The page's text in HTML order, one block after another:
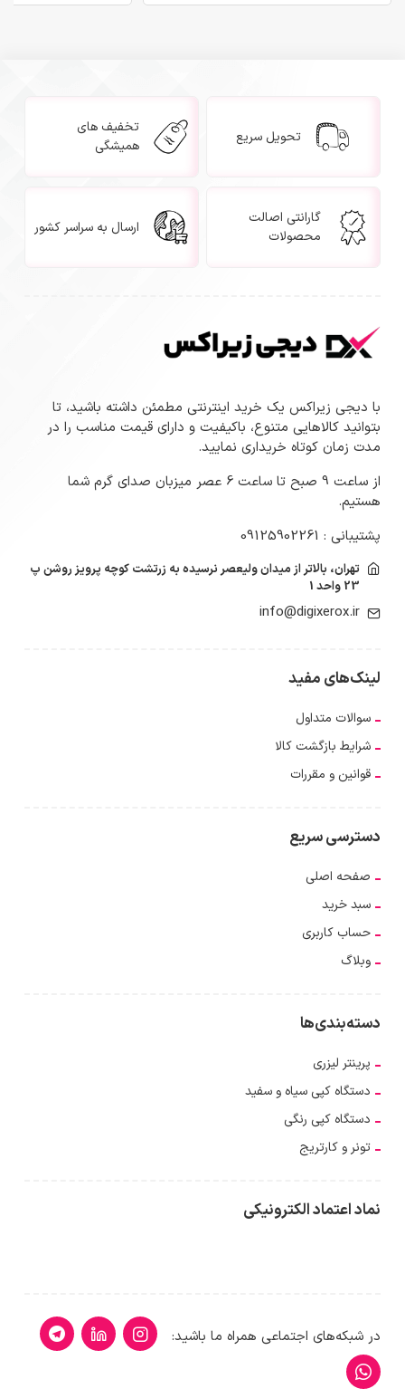
تحویل سریع
تخفیف های
همیشگی
گارانتی اصالت
محصولات
ارسال به سراسر کشور
با دیجی زیراکس یک خرید اینترنتی مطمئن داشته باشید، تا
بتوانید کالاهایی متنوع، باکیفیت و دارای قیمت مناسب را در
مدت زمان کوتاه خریداری نمایید.
از ساعت 9 صبح تا ساعت 6 عصر میزبان صدای گرم شما
هستیم.
پشتیبانی : 09125902261
تهران، بالاتر از میدان ولیعصر نرسیده به زرتشت کوچه پرویز روشن پ
23 واحد 1
info@digixerox.ir
لینک‌های مفید
سوالات متداول
شرایط بازگشت کالا
قوانین و مقررات
دسترسی سریع
صفحه اصلی
سبد خرید
حساب کاربری
وبلاگ
دسته‌بندی‌ها
پرینتر لیزری
دستگاه کپی سیاه و سفید
دستگاه کپی رنگی
تونر و کارتریج
نماد اعتماد الکترونیکی
در شبکه‌های اجتماعی همراه ما باشید: